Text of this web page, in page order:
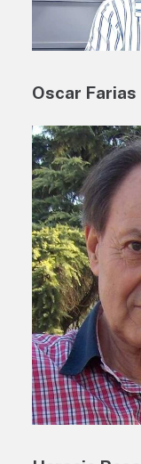
Oscar Farias